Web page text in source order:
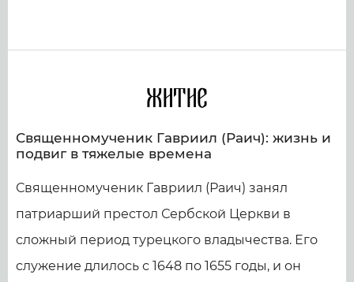
Житие
Священномученик Гавриил (Раич): жизнь и
подвиг в тяжелые времена
Священномученик Гавриил (Раич) занял
патриарший престол Сербской Церкви в
сложный период турецкого владычества. Его
служение длилось с 1648 по 1655 годы, и он